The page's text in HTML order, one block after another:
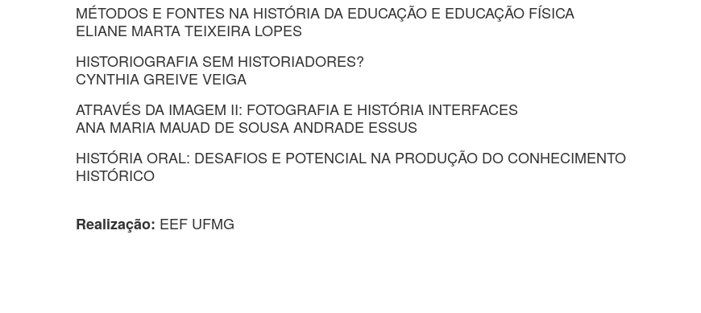
MÉTODOS E FONTES NA HISTÓRIA DA EDUCAÇÃO E EDUCAÇÃO FÍSICA
ELIANE MARTA TEIXEIRA LOPES
HISTORIOGRAFIA SEM HISTORIADORES?
CYNTHIA GREIVE VEIGA
ATRAVÉS DA IMAGEM II: FOTOGRAFIA E HISTÓRIA INTERFACES
ANA MARIA MAUAD DE SOUSA ANDRADE ESSUS
HISTÓRIA ORAL: DESAFIOS E POTENCIAL NA PRODUÇÃO DO CONHECIMENTO
HISTÓRICO
Realização: EEF UFMG